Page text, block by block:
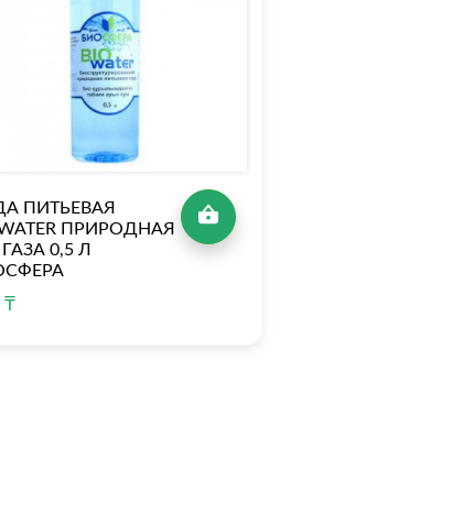
ПИТЬЕВАЯ
ПРИРОДНАЯ
ГАЗА 0,5 Л
₸